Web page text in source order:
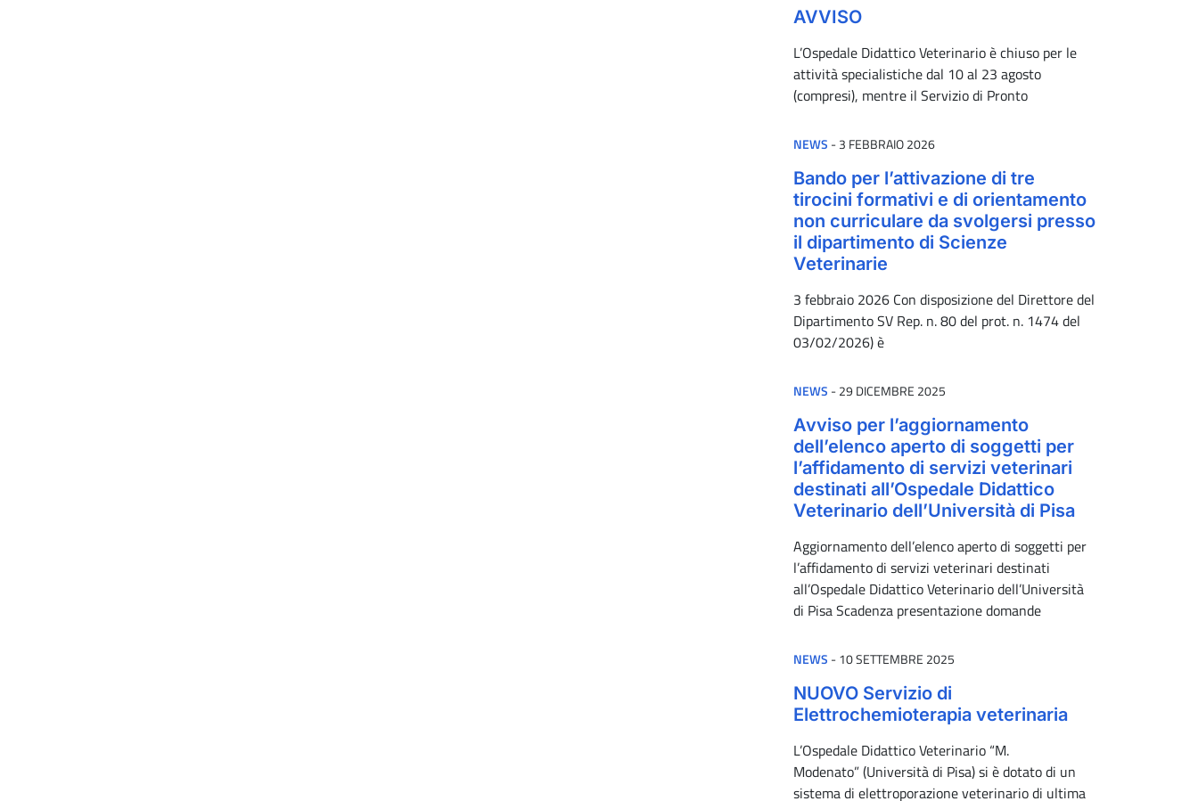
AVVISO
L’Ospedale Didattico Veterinario è chiuso per le
attività specialistiche dal 10 al 23 agosto
(compresi), mentre il Servizio di Pronto
NEWS -PUBBLICATO IL
3 FEBBRAIO 2026
Bando per l’attivazione di tre
tirocini formativi e di orientamento
non curriculare da svolgersi presso
il dipartimento di Scienze
Veterinarie
3 febbraio 2026 Con disposizione del Direttore del
Dipartimento SV Rep. n. 80 del prot. n. 1474 del
03/02/2026) è
NEWS -PUBBLICATO IL
29 DICEMBRE 2025
Avviso per l’aggiornamento
dell’elenco aperto di soggetti per
l’affidamento di servizi veterinari
destinati all’Ospedale Didattico
Veterinario dell’Università di Pisa
Aggiornamento dell’elenco aperto di soggetti per
l’affidamento di servizi veterinari destinati
all’Ospedale Didattico Veterinario dell’Università
di Pisa Scadenza presentazione domande
NEWS -PUBBLICATO IL
10 SETTEMBRE 2025
NUOVO Servizio di
Elettrochemioterapia veterinaria
L’Ospedale Didattico Veterinario “M.
Modenato” (Università di Pisa) si è dotato di un
sistema di elettroporazione veterinario di ultima